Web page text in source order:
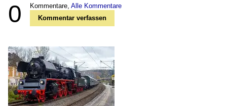
0 Kommentare, Alle Kommentare
Kommentar verfassen